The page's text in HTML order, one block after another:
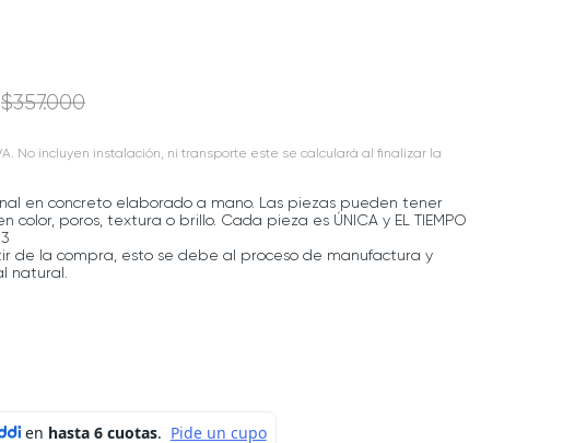
$357.000
No incluyen instalación, ni transporte este se calculará al finalizar la
en concreto elaborado a mano. Las piezas pueden tener
color, poros, textura o brillo. Cada pieza es ÚNICA y EL TIEMPO
de la compra, esto se debe al proceso de manufactura y
natural.